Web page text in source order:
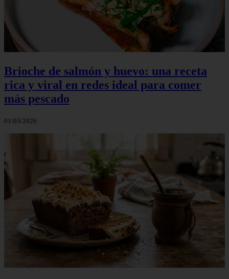
Brioche de salmón y huevo: una receta
rica y viral en redes ideal para comer
más pescado
01/03/2026